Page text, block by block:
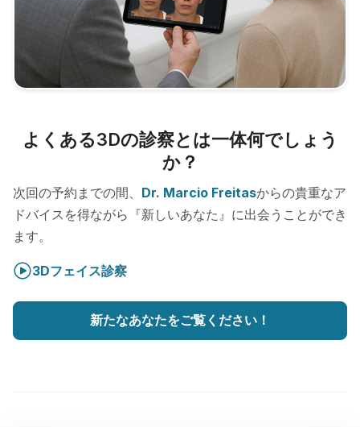
よくある3Dの診察とは一体何でしょう
か？
次回の予約までの間、 Dr. Marcio Freitasからの貴重なア
ドバイスを得ながら『新しいあなた』に出会うことができ
ます。
3Dフェイス診察
新たなあなたをご覧ください！